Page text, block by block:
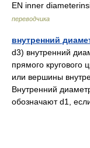
EN inner
переводчика
внутренний
d3) внутренний
прямого кругового
или вершины
Внутренний
обозначают d1,